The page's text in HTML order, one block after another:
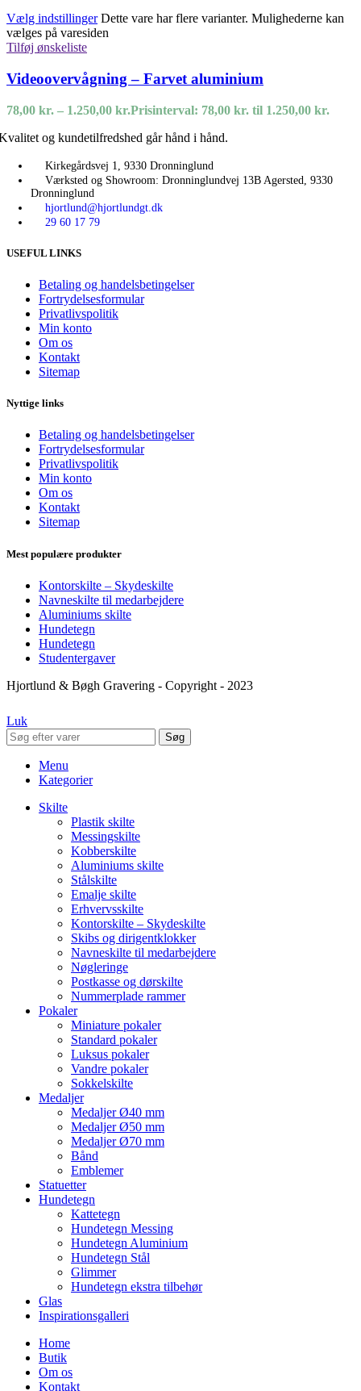
Vælg indstillinger Dette vare har flere varianter. Mulighederne kan
vælges på varesiden
Tilføj ønskeliste
Videoovervågning – Farvet aluminium
78,00 kr. – 1.250,00 kr.Prisinterval: 78,00 kr. til 1.250,00 kr.
og kundetilfredshed går hånd i hånd.
Kirkegårdsvej 1, 9330 Dronninglund
Værksted og Showroom: Dronninglundvej 13B Agersted, 9330
Dronninglund
hjortlund@hjortlundgt.dk
29 60 17 79
USEFUL LINKS
Betaling og handelsbetingelser
Fortrydelsesformular
Privatlivspolitik
Min konto
Om os
Kontakt
Sitemap
Nyttige links
Betaling og handelsbetingelser
Fortrydelsesformular
Privatlivspolitik
Min konto
Om os
Kontakt
Sitemap
Mest populære produkter
Kontorskilte – Skydeskilte
Navneskilte til medarbejdere
Aluminiums skilte
Hundetegn
Hundetegn
Studentergaver
Hjortlund & Bøgh Gravering - Copyright - 2023
Luk
Søg
Menu
Kategorier
Skilte
Plastik skilte
Messingskilte
Kobberskilte
Aluminiums skilte
Stålskilte
Emalje skilte
Erhvervsskilte
Kontorskilte – Skydeskilte
Skibs og dirigentklokker
Navneskilte til medarbejdere
Nøgleringe
Postkasse og dørskilte
Nummerplade rammer
Pokaler
Miniature pokaler
Standard pokaler
Luksus pokaler
Vandre pokaler
Sokkelskilte
Medaljer
Medaljer Ø40 mm
Medaljer Ø50 mm
Medaljer Ø70 mm
Bånd
Emblemer
Statuetter
Hundetegn
Kattetegn
Hundetegn Messing
Hundetegn Aluminium
Hundetegn Stål
Glimmer
Hundetegn ekstra tilbehør
Glas
Inspirationsgalleri
Home
Butik
Om os
Kontakt